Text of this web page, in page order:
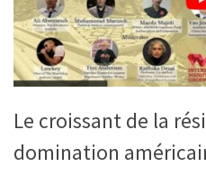
Le croissant de la
domination